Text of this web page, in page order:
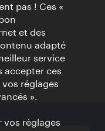
pas ! Ces «
et des
adapté
service
accepter ces
réglages
».
vos réglages